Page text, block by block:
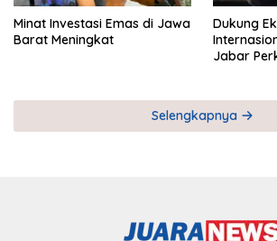
Minat Investasi Emas di Jawa
Barat Meningkat
Dukung
Jabar
Selengkapnya